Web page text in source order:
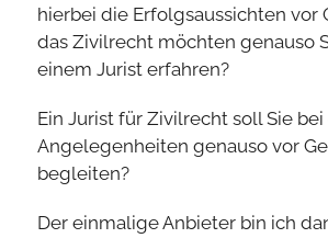
hierbei die Erfolgsaussichten vor
das Zivilrecht möchten genauso
einem Jurist erfahren?
Ein Jurist für Zivilrecht soll Sie
Angelegenheiten genauso vor
begleiten?
Der einmalige Anbieter bin ich